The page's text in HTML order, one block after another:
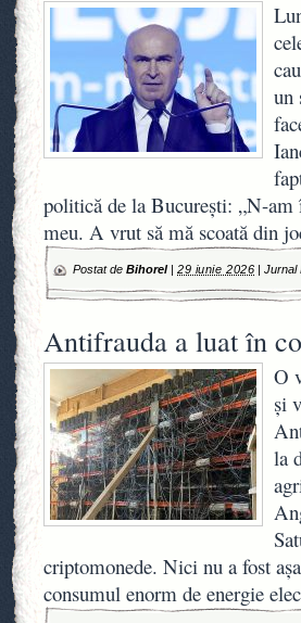
un
politică de la București: „N-
meu. A vrut să mă scoată din
Postat de Bihorel| 29 iunie 2026 |Jurnal
Antifrauda a luat în
O
și
la
criptomonede. Nici nu a fost
consumul enorm de energie